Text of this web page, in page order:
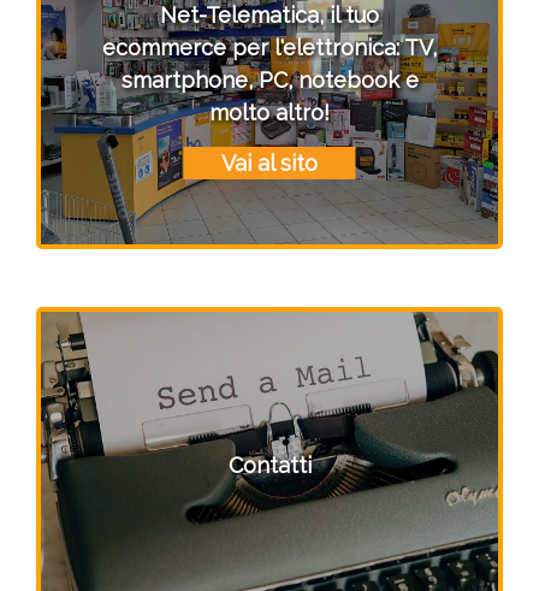
Net-Telematica, il tuo
ecommerce per l'elettronica: TV,
smartphone, PC, notebook e
molto altro!
Vai al sito
Contatti